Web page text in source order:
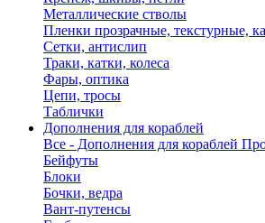
Металлические стволы
Пленки прозрачные, текстурные,
Сетки, антислип
Траки, катки, колеса
Фары, оптика
Цепи, тросы
Таблички
Дополнения для кораблей
Все - Дополнения для кораблей
Бейфуты
Блоки
Бочки, ведра
Вант-путенсы